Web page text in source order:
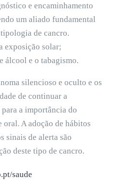
e encaminhamento
um aliado fundamental
de cancro.
exposição solar;
álcool e o tabagismo.
silencioso e oculto e os
de continuar a
a importância do
oral. A adoção de hábitos
sinais de alerta são
deste tipo de cancro.
saude